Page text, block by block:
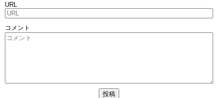
URL
コメント